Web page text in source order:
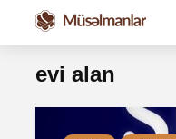
evi alan